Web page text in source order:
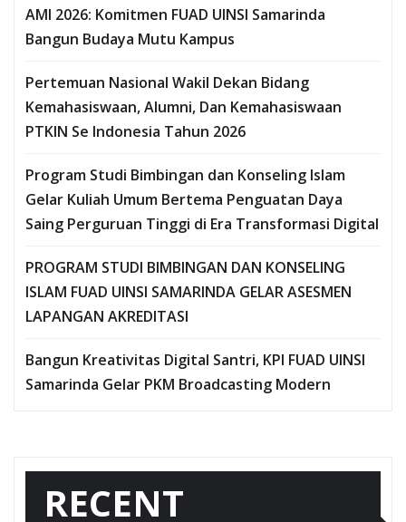
AMI 2026: Komitmen FUAD UINSI Samarinda
Bangun Budaya Mutu Kampus
Pertemuan Nasional Wakil Dekan Bidang
Kemahasiswaan, Alumni, Dan Kemahasiswaan
PTKIN Se Indonesia Tahun 2026
Program Studi Bimbingan dan Konseling Islam
Gelar Kuliah Umum Bertema Penguatan Daya
Saing Perguruan Tinggi di Era Transformasi Digital
PROGRAM STUDI BIMBINGAN DAN KONSELING
ISLAM FUAD UINSI SAMARINDA GELAR ASESMEN
LAPANGAN AKREDITASI
Bangun Kreativitas Digital Santri, KPI FUAD UINSI
Samarinda Gelar PKM Broadcasting Modern
RECENT